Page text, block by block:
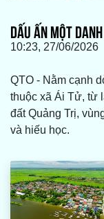
DẤU ẤN MỘT
10:23, 27/06/2026
QTO - Nằm cạnh
thuộc xã Ái Tử, từ
đất Quảng Trị,
và hiếu học.